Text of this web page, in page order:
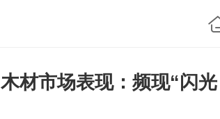
材市场表现：频现“闪光